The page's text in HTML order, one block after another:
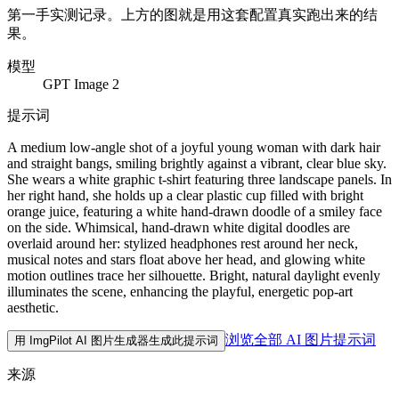
第一手实测记录。上方的图就是用这套配置真实跑出来的结
果。
模型
GPT Image 2
提示词
A medium low-angle shot of a joyful young woman with dark hair
and straight bangs, smiling brightly against a vibrant, clear blue sky.
She wears a white graphic t-shirt featuring three landscape panels. In
her right hand, she holds up a clear plastic cup filled with bright
orange juice, featuring a white hand-drawn doodle of a smiley face
on the side. Whimsical, hand-drawn white digital doodles are
overlaid around her: stylized headphones rest around her neck,
musical notes and stars float above her head, and glowing white
motion outlines trace her silhouette. Bright, natural daylight evenly
illuminates the scene, enhancing the playful, energetic pop-art
aesthetic.
用 ImgPilot AI 图片生成器生成此提示词 浏览全部 AI 图片提示词
来源